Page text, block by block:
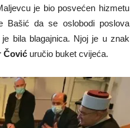
je bio posvećen hizmetu
Bašić da se oslobodi poslova
bila blagajnica. Njoj je u znak
Čović uručio buket cvijeća.